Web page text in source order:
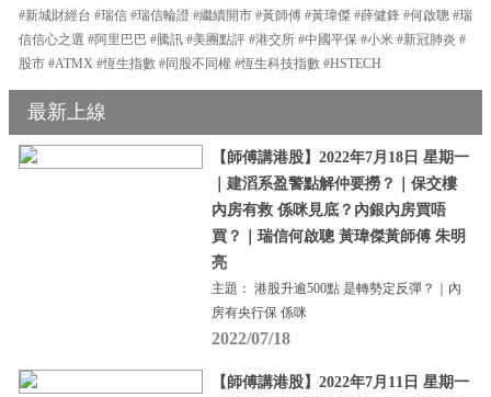
#新城財經台 #瑞信 #瑞信輪證 #繼續開市 #黃師傅 #黃瑋傑 #薛健鋒 #何啟聰 #瑞
信信心之選 #阿里巴巴 #騰訊 #美團點評 #港交所 #中國平保 #小米 #新冠肺炎 #
股市 #ATMX #恆生指數 #同股不同權 #恆生科技指數 #HSTECH
最新上線
【師傅講港股】2022年7月18日 星期一
｜建滔系盈警點解仲要撈？｜保交樓
內房有救 係咪見底？內銀內房買唔
買？｜瑞信何啟聰 黃瑋傑黃師傅 朱明
亮
主題： 港股升逾500點 是轉勢定反彈？｜內
房有央行保 係咪
2022/07/18
【師傅講港股】2022年7月11日 星期一